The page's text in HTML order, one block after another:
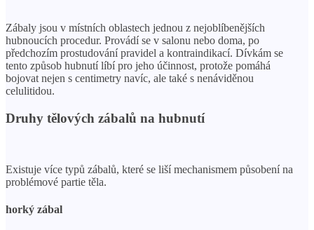
Zábaly jsou v místních oblastech jednou z nejoblíbenějších
hubnoucích procedur. Provádí se v salonu nebo doma, po
předchozím prostudování pravidel a kontraindikací. Dívkám se
tento způsob hubnutí líbí pro jeho účinnost, protože pomáhá
bojovat nejen s centimetry navíc, ale také s nenáviděnou
celulitidou.
Druhy tělových zábalů na hubnutí
Existuje více typů zábalů, které se liší mechanismem působení na
problémové partie těla.
horký zábal